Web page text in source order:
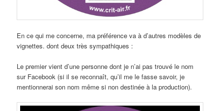
En ce qui me concerne, ma préférence va à d’autres modèles de
vignettes. dont deux très sympathiques :
Le premier vient d’une personne dont je n’ai pas trouvé le nom
sur Facebook (si il se reconnaît, qu’il me le fasse savoir, je
mentionnerai son nom même si non destinée à la production).